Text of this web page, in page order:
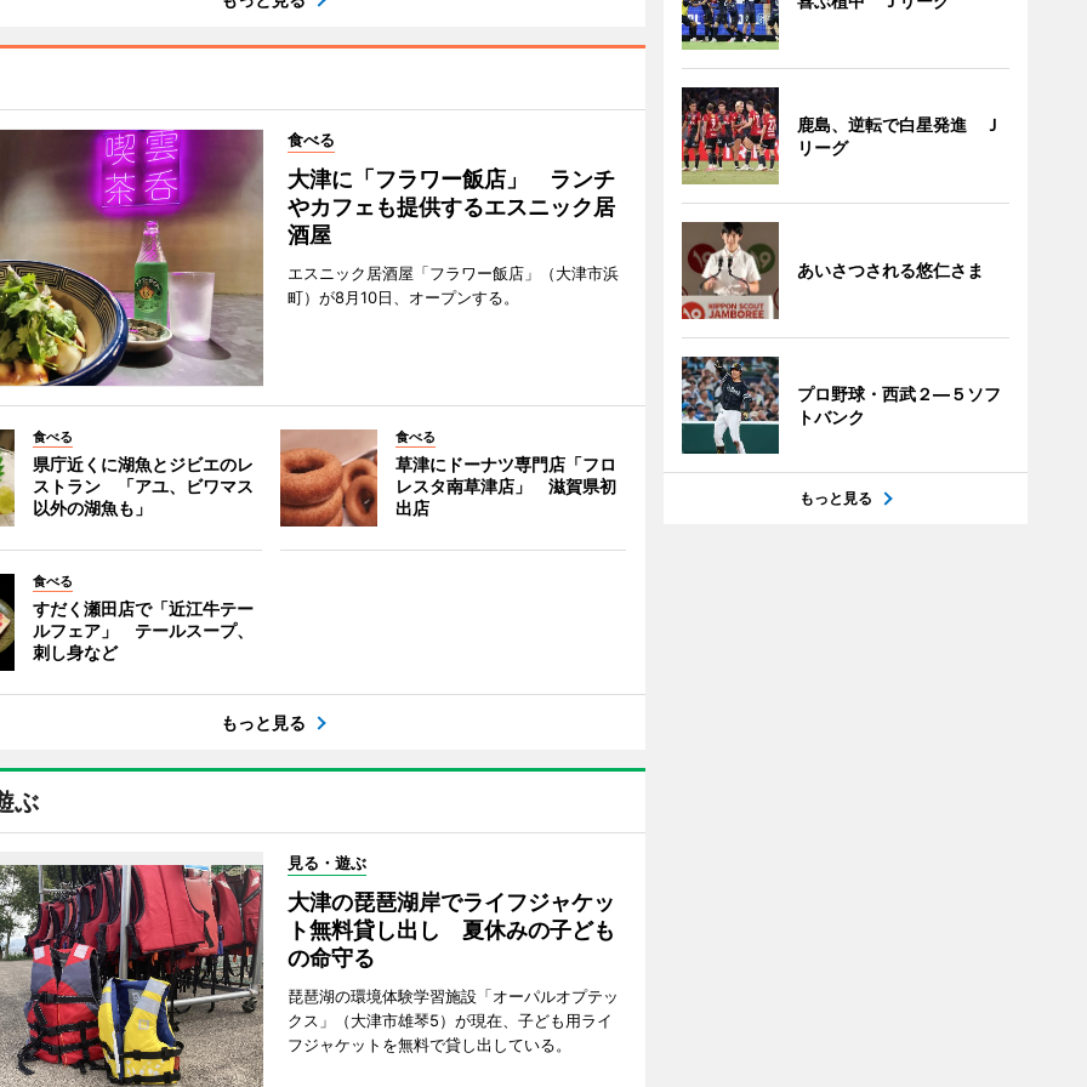
食べる
大津に「フラワー飯店」 ランチ
やカフェも提供するエスニック居
酒屋
エスニック居酒屋「フラワー飯店」（大津市浜
町）が8月10日、オープンする。
食べる
県庁近くに湖魚とジビエのレ
ストラン 「アユ、ビワマス
以外の湖魚も」
食べる
草津にドーナツ専門店「フロ
レスタ南草津店」 滋賀県初
出店
食べる
すだく瀬田店で「近江牛テー
ルフェア」 テールスープ、
刺し身など
もっと見る
ぶ
見る・遊ぶ
大津の琵琶湖岸でライフジャケッ
ト無料貸し出し 夏休みの子ども
の命守る
琵琶湖の環境体験学習施設「オーパルオプテッ
クス」（大津市雄琴5）が現在、子ども用ライ
フジャケットを無料で貸し出している。
鹿島、逆転で白星発進 Ｊ
リーグ
あいさつされる悠仁さま
プロ野球・西武２―５ソフ
トバンク
もっと見る